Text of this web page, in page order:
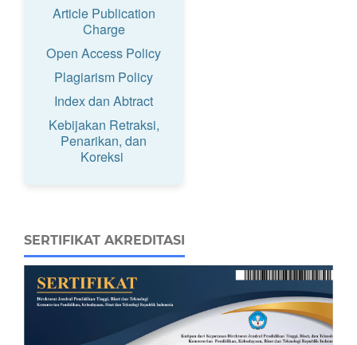
Article Publication
Charge
Open Access Policy
Plagiarism Policy
Index dan Abtract
Kebijakan Retraksi,
Penarikan, dan
Koreksi
SERTIFIKAT AKREDITASI